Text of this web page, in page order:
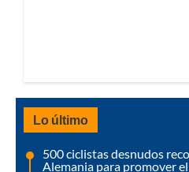
Lo último
500 ciclistas desnudos
Alemania para promover